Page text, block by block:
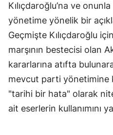
Kılıçdaroğlu’na ve
yönetime yönelik bir
Geçmişte Kılıçdaroğlu
marşının bestecisi olan
kararlarına atıfta
mevcut parti yönetimine
"tarihi bir hata" olarak
ait eserlerin kullanımını